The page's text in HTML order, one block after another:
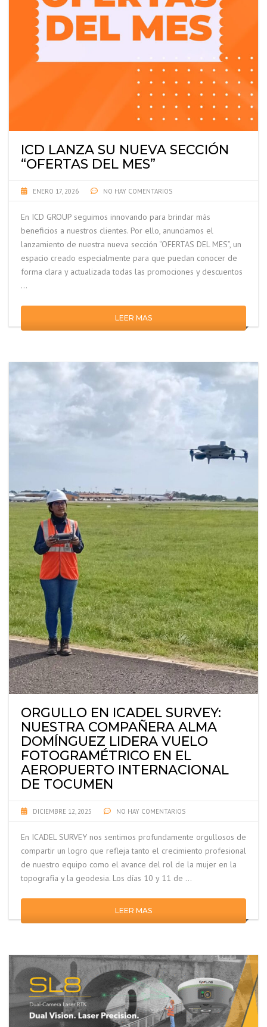
ICD LANZA SU NUEVA SECCIÓN
“OFERTAS DEL MES”
ENERO 17, 2026 NO HAY COMENTARIOS
En ICD GROUP seguimos innovando para brindar más
beneficios a nuestros clientes. Por ello, anunciamos el
lanzamiento de nuestra nueva sección “OFERTAS DEL MES”, un
espacio creado especialmente para que puedan conocer de
forma clara y actualizada todas las promociones y descuentos
…
LEER MAS
ORGULLO EN ICADEL SURVEY:
NUESTRA COMPAÑERA ALMA
DOMÍNGUEZ LIDERA VUELO
FOTOGRAMÉTRICO EN EL
AEROPUERTO INTERNACIONAL
DE TOCUMEN
DICIEMBRE 12, 2025 NO HAY COMENTARIOS
En ICADEL SURVEY nos sentimos profundamente orgullosos de
compartir un logro que refleja tanto el crecimiento profesional
de nuestro equipo como el avance del rol de la mujer en la
topografía y la geodesia. Los días 10 y 11 de …
LEER MAS